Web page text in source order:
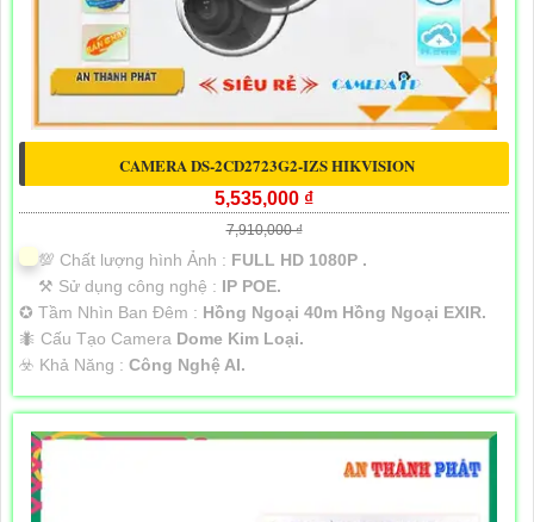
CAMERA DS-2CD2723G2-IZS HIKVISION
5,535,000 ₫
7,910,000 ₫
💯 Chất lượng hình Ảnh : FULL HD 1080P .
⚒ Sử dụng công nghệ : IP POE.
✪ Tầm Nhìn Ban Đêm : Hồng Ngoại 40m Hồng Ngoại EXIR.
🐜 Cấu Tạo Camera Dome Kim Loại.
️☣️ Khả Năng : Công Nghệ AI.